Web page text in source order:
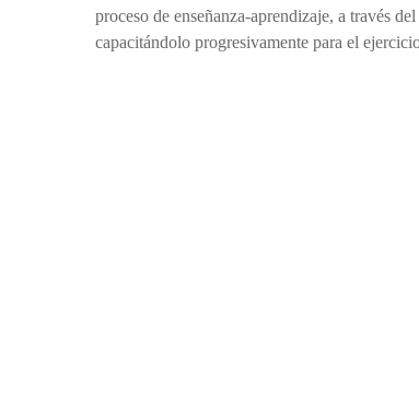
proceso de enseñanza-aprendizaje, a través
capacitándolo progresivamente para el